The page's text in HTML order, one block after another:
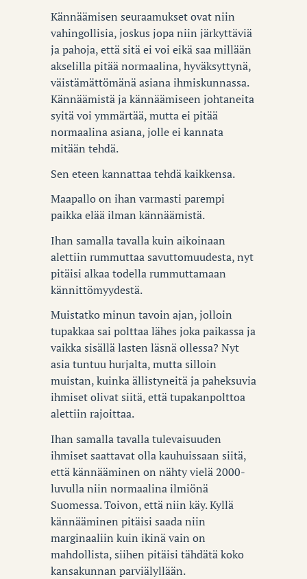
Kännäämisen seuraamukset ovat niin
vahingollisia, joskus jopa niin järkyttäviä
ja pahoja, että sitä ei voi eikä saa millään
akselilla pitää normaalina, hyväksyttynä,
väistämättömänä asiana ihmiskunnassa.
Kännäämistä ja kännäämiseen johtaneita
syitä voi ymmärtää, mutta ei pitää
normaalina asiana, jolle ei kannata
mitään tehdä.
Sen eteen kannattaa tehdä kaikkensa.
Maapallo on ihan varmasti parempi
paikka elää ilman kännäämistä.
Ihan samalla tavalla kuin aikoinaan
alettiin rummuttaa savuttomuudesta, nyt
pitäisi alkaa todella rummuttamaan
kännittömyydestä.
Muistatko minun tavoin ajan, jolloin
tupakkaa sai polttaa lähes joka paikassa ja
vaikka sisällä lasten läsnä ollessa? Nyt
asia tuntuu hurjalta, mutta silloin
muistan, kuinka ällistyneitä ja paheksuvia
ihmiset olivat siitä, että tupakanpolttoa
alettiin rajoittaa.
Ihan samalla tavalla tulevaisuuden
ihmiset saattavat olla kauhuissaan siitä,
että kännääminen on nähty vielä 2000-
luvulla niin normaalina ilmiönä
Suomessa. Toivon, että niin käy. Kyllä
kännääminen pitäisi saada niin
marginaaliin kuin ikinä vain on
mahdollista, siihen pitäisi tähdätä koko
kansakunnan parviälyllään.